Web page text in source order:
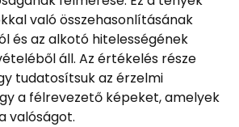
való összehasonlításának
és az alkotó hitelességének
áll. Az értékelés része
tudatosítsuk az érzelmi
a félrevezető képeket, amelyek
valóságot.